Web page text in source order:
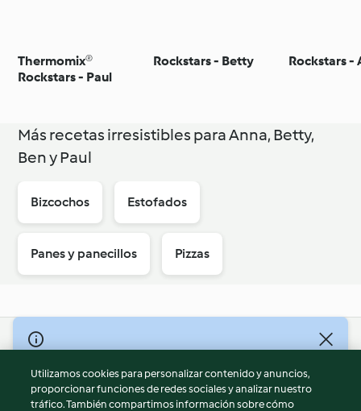
Thermomix®
Rockstars - Paul
Rockstars - Betty Rockstars -
Más recetas irresistibles para Anna, Betty,
Ben y Paul
Bizcochos Estofados
Panes y panecillos Pizzas
© Copyright 2026
Términos de uso
Política de privacidad
Utilizamos cookies para personalizar contenido y anuncios,
proporcionar funciones de redes sociales y analizar nuestro
tráfico. También compartimos información sobre cómo